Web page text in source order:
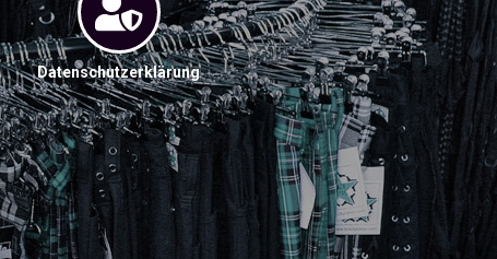
Datenschutzerklärung